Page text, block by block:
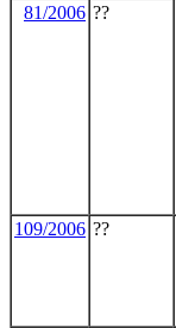
81/2006 ??
109/2006 ??